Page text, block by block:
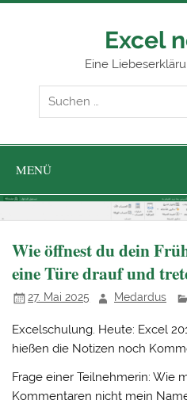
Zum
Excel
Eine
MENÜ
Wie öffnest du dein
eine Türe drauf und
27. Mai 2025 Medardus
Excelschulung. Heute: Excel
hießen die Notizen noch
Frage einer Teilnehmerin: Wie
Kommentaren nicht mein